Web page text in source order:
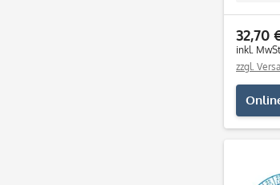
32,70
inkl.
zzgl.